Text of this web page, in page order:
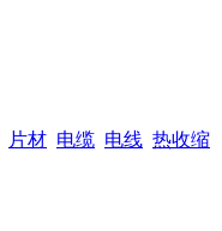
片材 电缆 电线 热收缩